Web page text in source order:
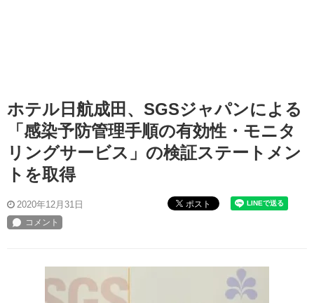
ホテル日航成田、SGSジャパンによる
「感染予防管理手順の有効性・モニタ
リングサービス」の検証ステートメン
トを取得
2020年12月31日 ポスト